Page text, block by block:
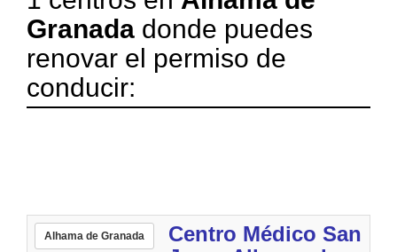
Granada donde puedes
renovar el permiso de
conducir:
Alhama de Granada
Centro Médico San